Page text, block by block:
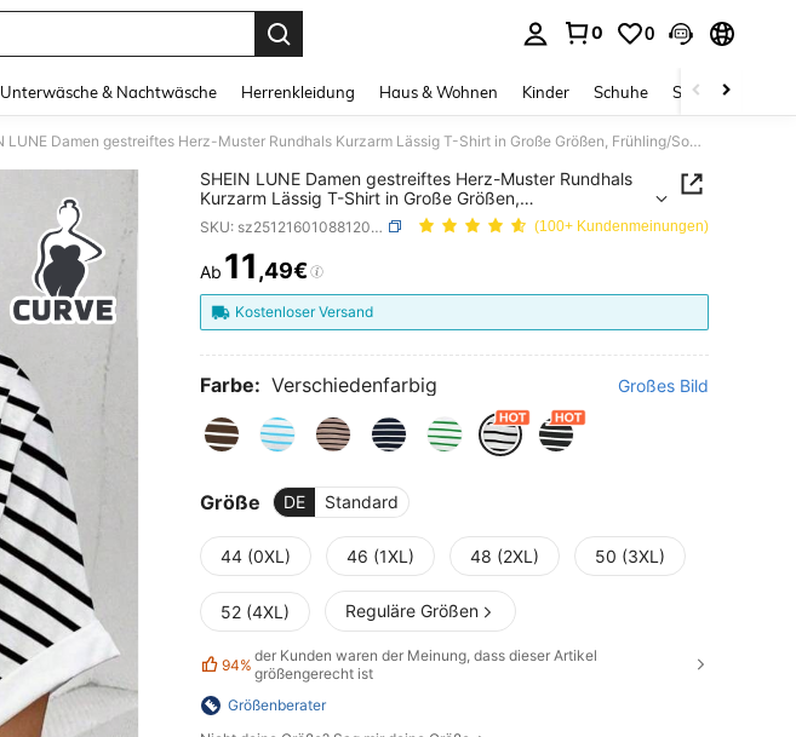
0 0
Unterwäsche & Nachtwäsche Herrenkleidung Haus & Wohnen Kinder Schuhe Schmuck &
SHEIN LUNE Damen gestreiftes Herz-Muster Rundhals Kurzarm Lässig T-Shirt in Große Größen, Frühling/Sommer Neuheit
SHEIN LUNE Damen gestreiftes Herz-Muster Rundhals
Kurzarm Lässig T-Shirt in Große Größen,
Frühling/Sommer Neuheit
SKU: sz251216010881208339928 (100+ Kundenmeinungen)
PRICE AND AVAILABILITY
Ab 11,49€
Kostenloser Versand
Farbe: Verschiedenfarbig Großes Bild
Größe DE Standard
44 (0XL) 46 (1XL) 48 (2XL) 50 (3XL)
52 (4XL) Reguläre Größen
94% der Kunden waren der Meinung, dass dieser Artikel
größengerecht ist
Größenberater